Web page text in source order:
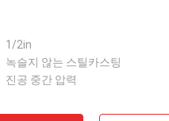
1/2in
녹슬지 않는 스틸카스팅
진공 중간 압력